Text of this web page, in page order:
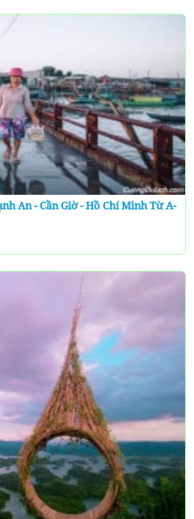
An - Cần Giờ - Hồ Chí Minh Từ A-